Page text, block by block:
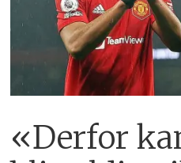
«Derfor